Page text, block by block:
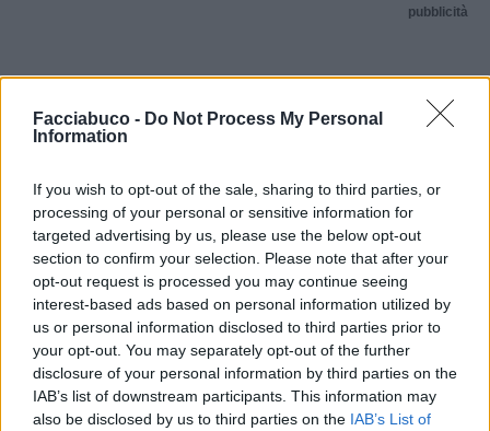
Facciabuco - Do Not Process My Personal
Information
If you wish to opt-out of the sale, sharing to third parties, or
processing of your personal or sensitive information for
targeted advertising by us, please use the below opt-out
section to confirm your selection. Please note that after your
opt-out request is processed you may continue seeing
interest-based ads based on personal information utilized by
us or personal information disclosed to third parties prior to
your opt-out. You may separately opt-out of the further
disclosure of your personal information by third parties on the
IAB’s list of downstream participants. This information may
also be disclosed by us to third parties on the IAB’s List of
pubblicità